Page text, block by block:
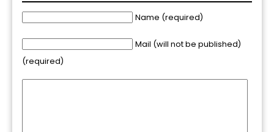
Name (required)
Mail (will not be published)
(required)